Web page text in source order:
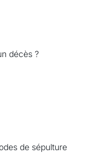
décès ?
de sépulture